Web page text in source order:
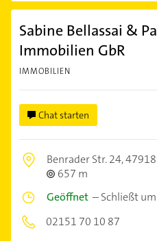
Sabine Bellassai &
Immobilien GbR
IMMOBILIEN
Chat starten
Benrader Str. 24,
657 m
Geöffnet –Schließt
02151 70 10 87